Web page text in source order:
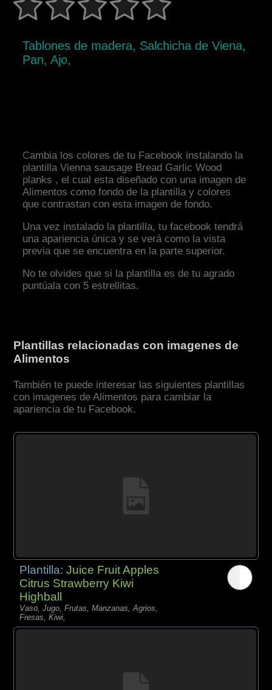
Tablones de madera, Salchicha de Viena,
Pan, Ajo,
Cambia los colores de tu Facebook instalando la
plantilla Vienna sausage Bread Garlic Wood
planks , el cual esta diseñado con una imagen de
Alimentos como fondo de la plantilla y colores
que contrastan con esta imagen de fondo.
Una vez instalado la plantilla, tu facebook tendrá
una apariencia única y se verá como la vista
previa que se encuentra en la parte superior.
No te olvides que si la plantilla es de tu agrado
puntúala con 5 estrellitas.
Plantillas relacionadas con imagenes de
Alimentos
También te puede interesar las siguientes plantillas
con imagenes de Alimentos para cambiar la
apariencia de tu Facebook.
Plantilla:Juice Fruit Apples
Citrus Strawberry Kiwi
Highball
Vaso, Jugo, Frutas, Manzanas, Agrios,
Fresas, Kiwi,